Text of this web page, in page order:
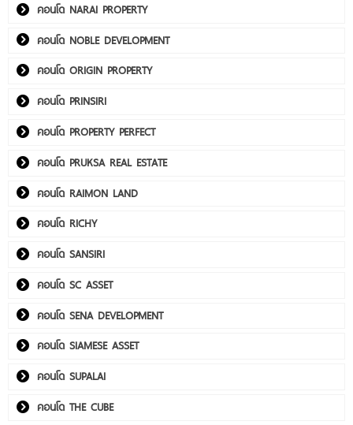
คอนโด NARAI PROPERTY
คอนโด NOBLE DEVELOPMENT
คอนโด ORIGIN PROPERTY
คอนโด PRINSIRI
คอนโด PROPERTY PERFECT
คอนโด PRUKSA REAL ESTATE
คอนโด RAIMON LAND
คอนโด RICHY
คอนโด SANSIRI
คอนโด SC ASSET
คอนโด SENA DEVELOPMENT
คอนโด SIAMESE ASSET
คอนโด SUPALAI
คอนโด THE CUBE